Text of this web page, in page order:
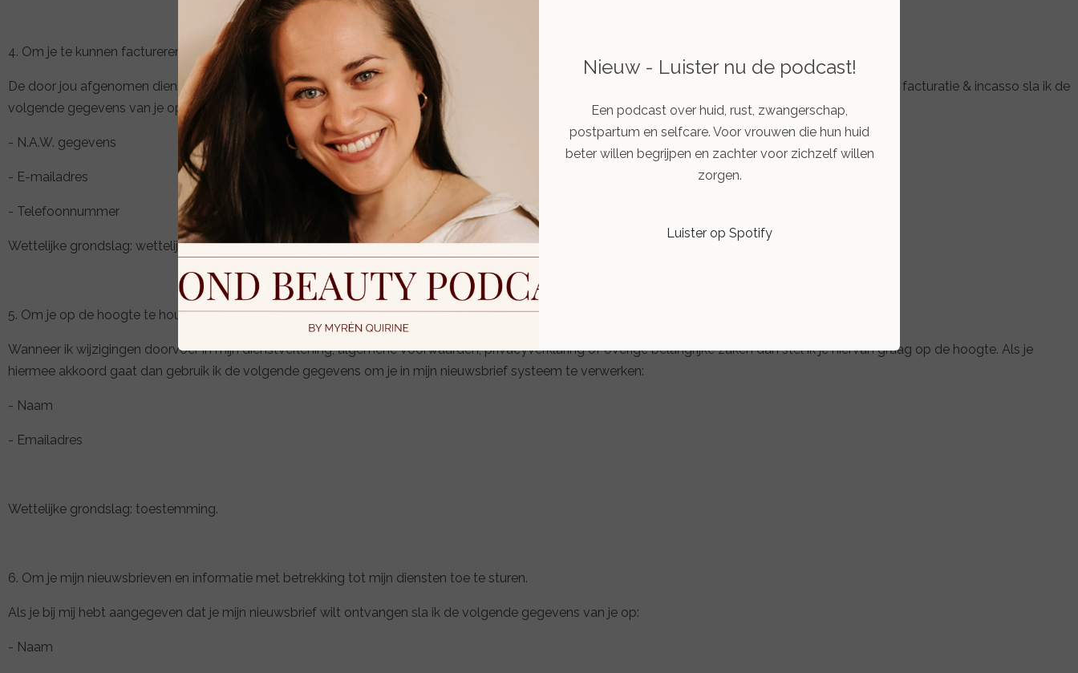
4. Om je te kunnen factureren & incasseren.
De door jou afgenomen diensten en producten moeten natuurlijk ook betaald worden. Als je dit niet doet dan start ik een incassotraject. In verband met facturatie & incasso sla ik de
volgende gegevens van je op:
- N.A.W. gegevens
- E-mailadres
- Telefoonnummer
Wettelijke grondslag: wettelijke verplichting.
5. Om je op de hoogte te houden van wijzigingen in onze dienstverlening.
Wanneer ik wijzigingen doorvoer in mijn dienstverlening, algemene voorwaarden, privacyverklaring of overige belangrijke zaken dan stel ik je hiervan graag op de hoogte. Als je
hiermee akkoord gaat dan gebruik ik de volgende gegevens om je in mijn nieuwsbrief systeem te verwerken:
- Naam
- Emailadres
Wettelijke grondslag: toestemming.
6. Om je mijn nieuwsbrieven en informatie met betrekking tot mijn diensten toe te sturen.
Als je bij mij hebt aangegeven dat je mijn nieuwsbrief wilt ontvangen sla ik de volgende gegevens van je op:
- Naam
Nieuw - Luister nu de podcast!
Een podcast over huid, rust, zwangerschap,
postpartum en selfcare. Voor vrouwen die hun huid
beter willen begrijpen en zachter voor zichzelf willen
zorgen.
Luister op Spotify